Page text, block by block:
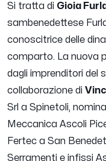
Si tratta di Gioia
sambenedettese
conoscitrice delle
comparto. La nuova
dagli imprenditori del
collaborazione di
Srl a Spinetoli,
Meccanica Ascoli
Fertec a San
Serramenti e infissi